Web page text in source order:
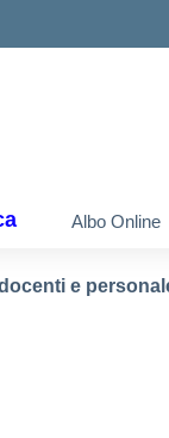
Albo Online
e